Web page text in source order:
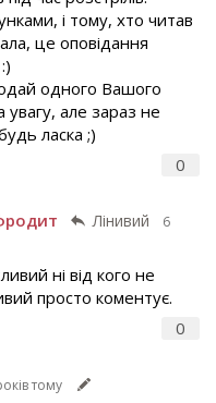
0
і тому, хто читав
це оповідання
одного Вашого
але зараз не
ласка ;)
Лінивий
6
0
ні від кого не
просто коментує.
тому